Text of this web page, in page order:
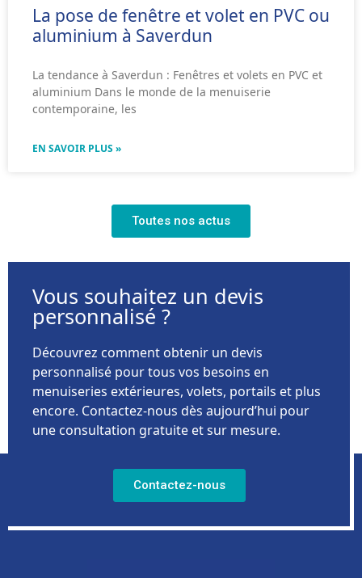
La pose de fenêtre et volet en PVC ou
aluminium à Saverdun
La tendance à Saverdun : Fenêtres et volets en PVC et
aluminium Dans le monde de la menuiserie
contemporaine, les
EN SAVOIR PLUS »
Toutes nos actus
Vous souhaitez un devis
personnalisé ?
Découvrez comment obtenir un devis
personnalisé pour tous vos besoins en
menuiseries extérieures, volets, portails et plus
encore. Contactez-nous dès aujourd’hui pour
une consultation gratuite et sur mesure.
Contactez-nous